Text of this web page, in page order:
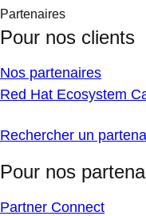
Partenaires
Pour nos clients
Nos partenaires
Red Hat Ecosystem
Rechercher un
Pour nos
Partner Connect